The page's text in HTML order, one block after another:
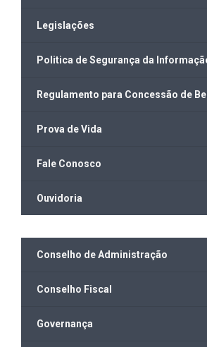
Legislações
Politica de Segurança da
Regulamento para Concessão de
Prova de Vida
Fale Conosco
Ouvidoria
Conselho de Administração
Conselho Fiscal
Governança